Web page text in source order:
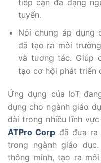
tiếp cận đa dạng
tuyến.
Nói chung áp dụng
đã tạo ra môi
và tương tác. Giúp
tạo cơ hội phát triển
Ứng dụng của IoT
dụng cho ngành giáo
dài trong nhiều lĩnh
ATPro Corp đã đưa
trong ngành giáo
thông minh, tạo ra